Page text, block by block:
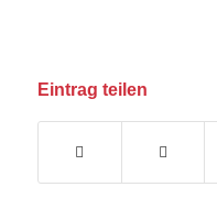
Eintrag teilen